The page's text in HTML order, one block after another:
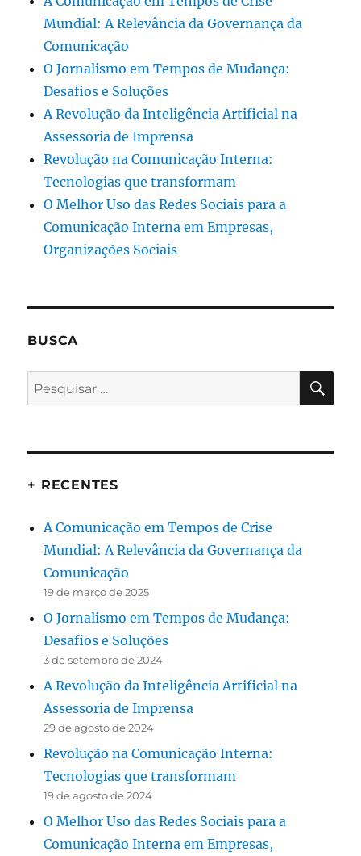
Mundial: A Relevância da Governança da
Comunicação
O Jornalismo em Tempos de Mudança:
Desafios e Soluções
A Revolução da Inteligência Artificial na
Assessoria de Imprensa
Revolução na Comunicação Interna:
Tecnologias que transformam
O Melhor Uso das Redes Sociais para a
Comunicação Interna em Empresas,
Organizações Sociais
BUSCA
Pesquisar
por:
+ RECENTES
A Comunicação em Tempos de Crise
Mundial: A Relevância da Governança da
Comunicação
19 de março de 2025
O Jornalismo em Tempos de Mudança:
Desafios e Soluções
3 de setembro de 2024
A Revolução da Inteligência Artificial na
Assessoria de Imprensa
29 de agosto de 2024
Revolução na Comunicação Interna:
Tecnologias que transformam
19 de agosto de 2024
O Melhor Uso das Redes Sociais para a
Comunicação Interna em Empresas,